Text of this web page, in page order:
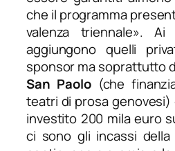
che il programma
valenza triennale». Ai
aggiungono quelli
sponsor ma soprattutto
San Paolo(che
teatri di prosa genovesi)
investito 200 mila euro
ci sono gli incassi